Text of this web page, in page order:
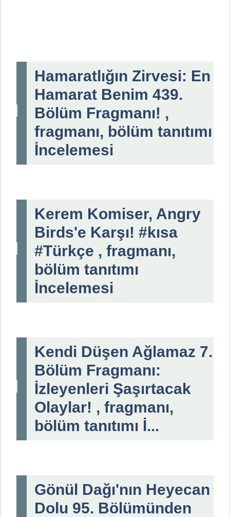
Hamaratlığın Zirvesi: En
Hamarat Benim 439.
Bölüm Fragmanı! ,
fragmanı, bölüm tanıtımı
İncelemesi
Kerem Komiser, Angry
Birds'e Karşı! #kısa
#Türkçe , fragmanı,
bölüm tanıtımı
İncelemesi
Kendi Düşen Ağlamaz 7.
Bölüm Fragmanı:
İzleyenleri Şaşırtacak
Olaylar! , fragmanı,
bölüm tanıtımı İ...
Gönül Dağı'nın Heyecan
Dolu 95. Bölümünden